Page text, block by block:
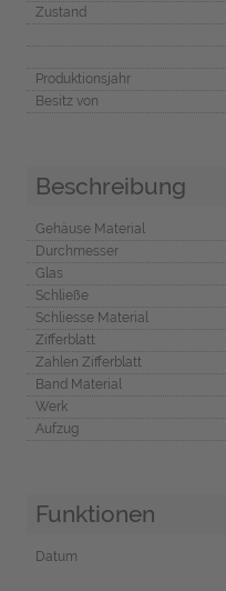
Zustand
Produktionsjahr
Besitz von
Beschreibung
Gehäuse Material
Durchmesser
Glas
Schließe
Schliesse Material
Zifferblatt
Zahlen Zifferblatt
Band Material
Werk
Aufzug
Funktionen
Datum